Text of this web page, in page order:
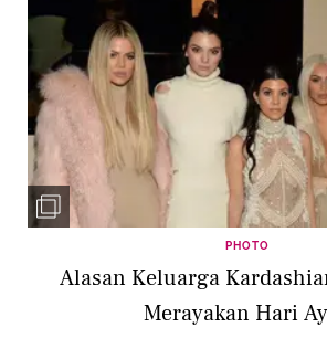
PHOTO
Alasan Keluarga
Merayakan Hari